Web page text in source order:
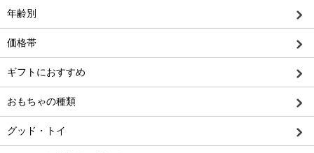
年齢別
価格帯
ギフトにおすすめ
おもちゃの種類
グッド・トイ